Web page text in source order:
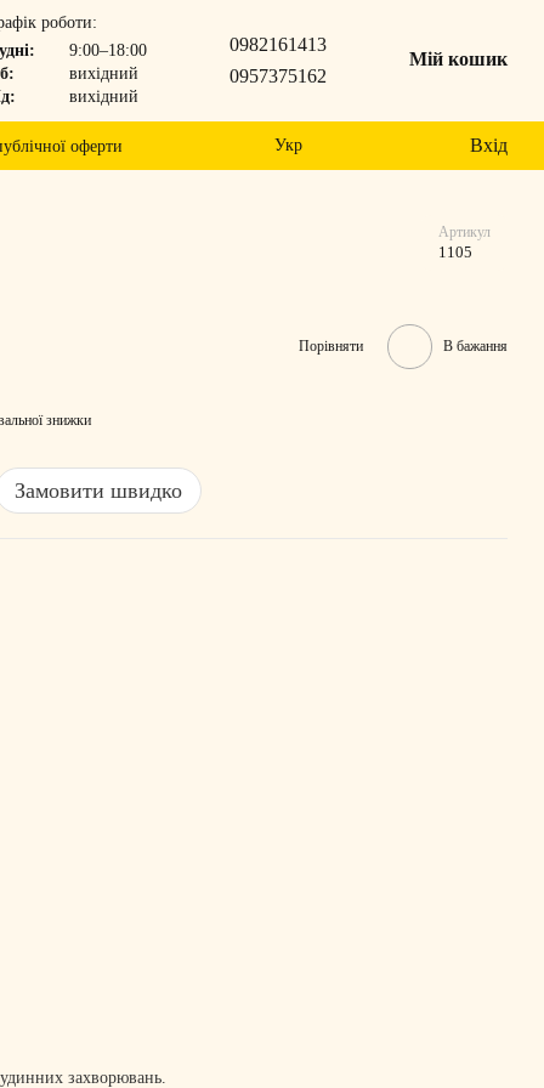
роботи:
9:00–18:00
вихідний
вихідний
0982161413
0957375162
Мій кошик
оферти Укр Вхід
Артикул
1105
Порівняти В бажання
знижки
Замовити швидко
захворювань.